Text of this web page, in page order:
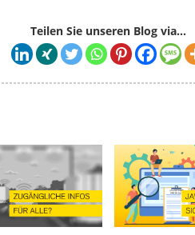
Teilen Sie unseren Blog via...